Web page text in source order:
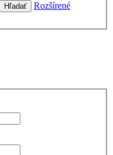
Hľadať
Rozšírené